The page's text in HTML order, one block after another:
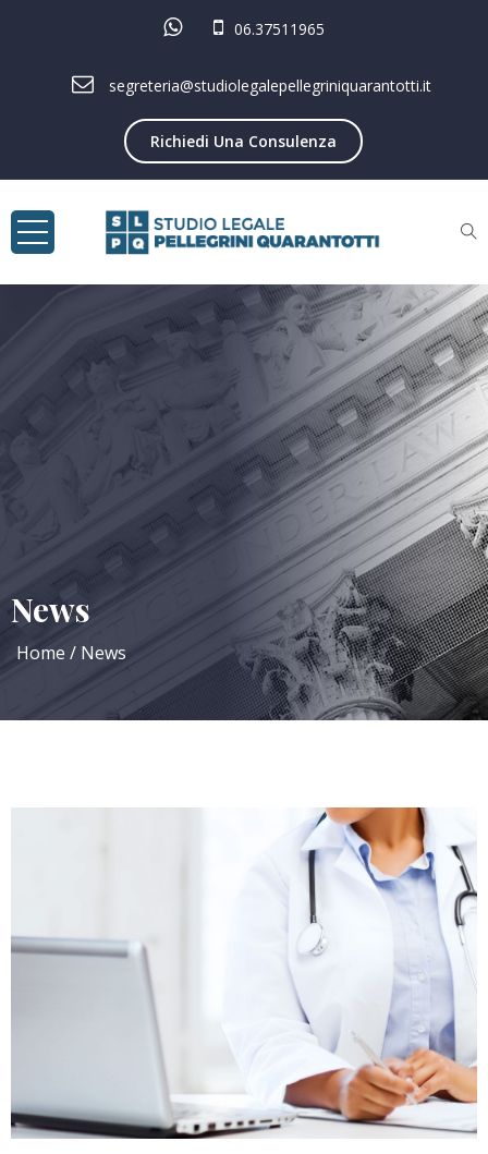
06.37511965
segreteria@studiolegalepellegriniquarantotti.it
Richiedi Una Consulenza
News
Home News